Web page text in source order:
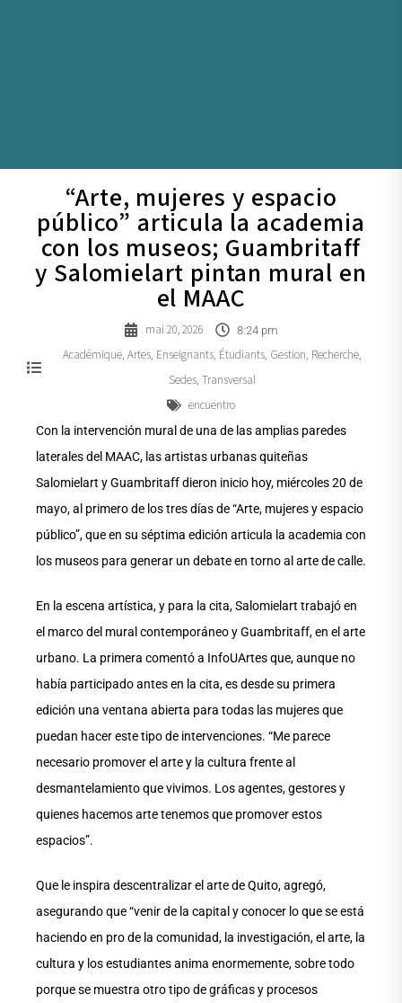
“Arte, mujeres y espacio
público” articula la academia
con los museos; Guambritaff
y Salomielart pintan mural en
el MAAC
mai 20, 2026 8:24 pm
Académique, Artes, Enseignants, Étudiants, Gestion Recherche,
Sedes, Transversal
encuentro
Con la intervención mural de una de las amplias paredes
laterales del MAAC, las artistas urbanas quiteñas
Salomielart y Guambritaff dieron inicio hoy, miércoles 20 de
mayo, al primero de los tres días de “Arte, mujeres y espacio
público”, que en su séptima edición articula la academia con
los museos para generar un debate en torno al arte de calle.
En la escena artística, y para la cita, Salomielart trabajó en
el marco del mural contemporáneo y Guambritaff, en el arte
urbano. La primera comentó a InfoUArtes que, aunque no
había participado antes en la cita, es desde su primera
edición una ventana abierta para todas las mujeres que
puedan hacer este tipo de intervenciones. “Me parece
necesario promover el arte y la cultura frente al
desmantelamiento que vivimos. Los agentes, gestores y
quienes hacemos arte tenemos que promover estos
espacios”.
Que le inspira descentralizar el arte de Quito, agregó,
asegurando que “venir de la capital y conocer lo que se está
haciendo en pro de la comunidad, la investigación, el arte, la
cultura y los estudiantes anima enormemente, sobre todo
porque se muestra otro tipo de gráficas y procesos